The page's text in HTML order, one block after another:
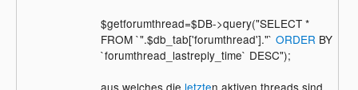
$getforumthread=$DB->query("SELECT *
FROM `".$db_tab['forumthread']."` ORDER BY
`forumthread_lastreply_time` DESC");
aus welches die letzten aktiven threads sind